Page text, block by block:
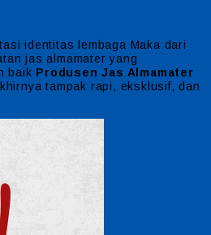
identitas lembaga Maka dari
jas almamater yang
baik Produsen Jas Almamater
tampak rapi, eksklusif, dan